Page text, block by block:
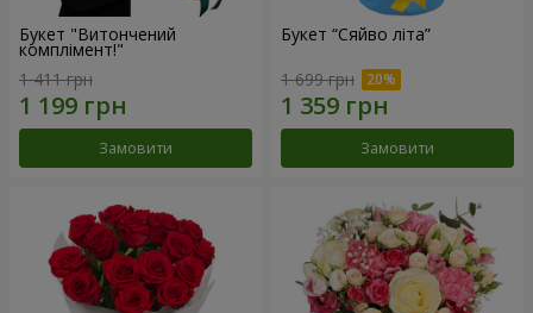
Букет "Витончений
комплімент!"
1 411 грн
Замовити
Букет “Сяйво літа”
1 699 грн
Замовити